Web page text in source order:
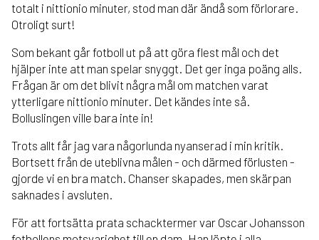
totalt i nittionio minuter, stod man där ändå som förlorare.
Otroligt surt!
Som bekant går fotboll ut på att göra flest mål och det
hjälper inte att man spelar snyggt. Det ger inga poäng alls.
Frågan är om det blivit några mål om matchen varat
ytterligare nittionio minuter. Det kändes inte så.
Bolluslingen ville bara inte in!
Trots allt får jag vara någorlunda nyanserad i min kritik.
Bortsett från de uteblivna målen - och därmed förlusten -
gjorde vi en bra match. Chanser skapades, men skärpan
saknades i avsluten.
För att fortsätta prata schacktermer var Oscar Johansson